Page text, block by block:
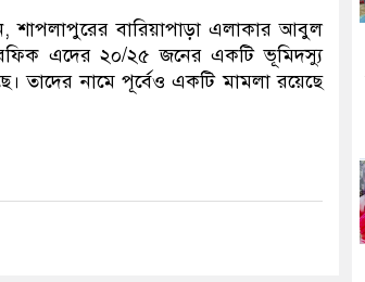
শাপলাপুরের বারিয়াপাড়া এলাকার আবুল
রফিক এদের ২০/২৫ জনের একটি ভূমিদস্যু
তাদের নামে পূর্বেও একটি মামলা রয়েছে